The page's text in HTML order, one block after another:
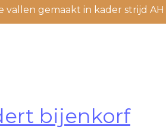
vallen gemaakt in kader strijd AH
bijenkorf